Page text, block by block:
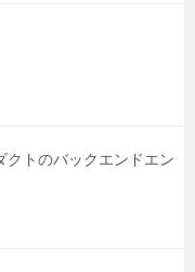
クトのバックエンドエン